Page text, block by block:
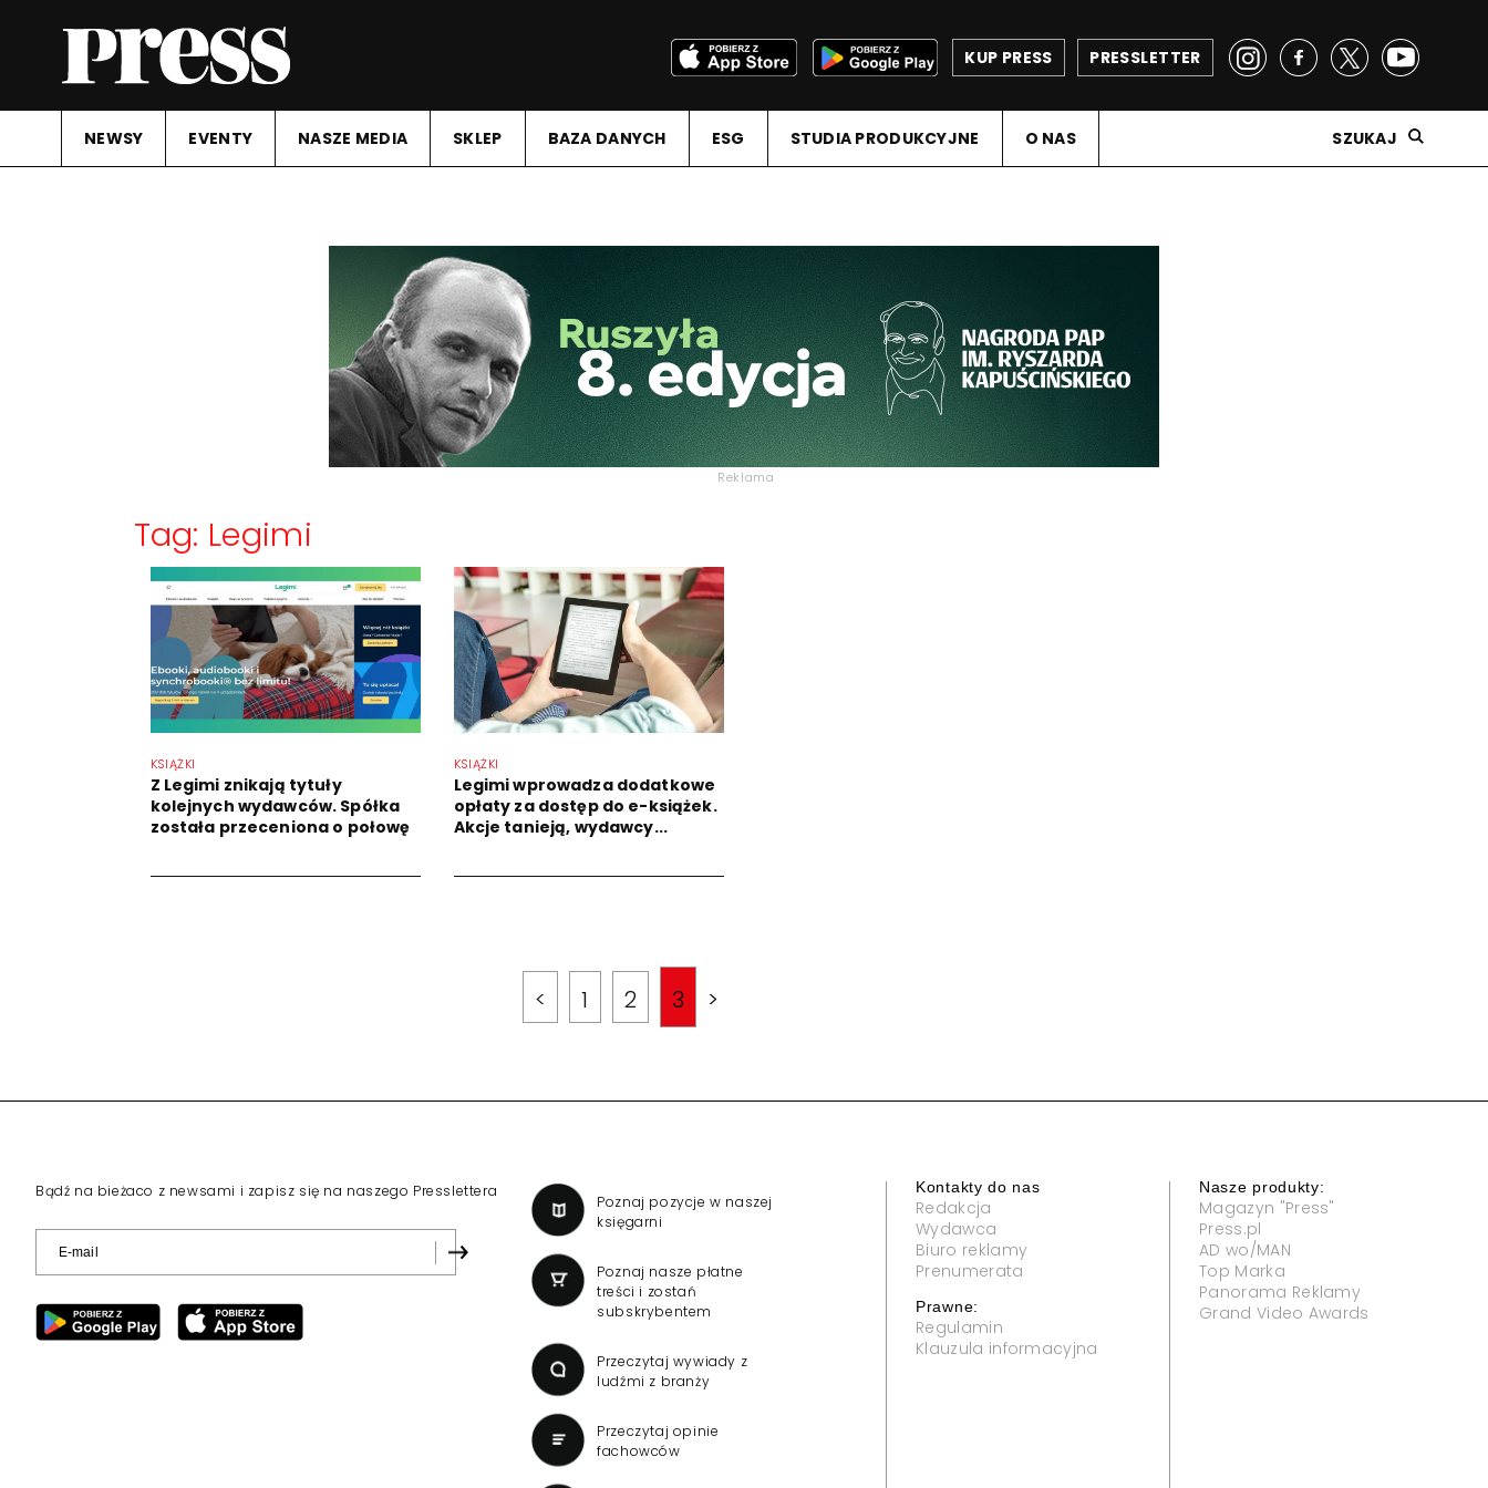
PRESSLETTER
KUP PRESS
NEWSY EVENTY NASZE MEDIA SKLEP BAZA DANYCH ESG STUDIA PRODUKCYJNE O NAS SZUKAJ
Reklama
Tag: Legimi
KSIĄŻKI
Z Legimi znikają tytuły
kolejnych wydawców. Spółka
została przeceniona o połowę
KSIĄŻKI
Legimi wprowadza dodatkowe
opłaty za dostęp do e-książek.
Akcje tanieją, wydawcy...
< 1 2 3 >
Bądź na bieżaco z newsami i zapisz się na naszego Presslettera
Poznaj pozycje w naszej
księgarni
Poznaj nasze płatne
treści i zostań
subskrybentem
Przeczytaj wywiady z
ludźmi z branży
Przeczytaj opinie
fachowców
Kontakty do nas
Redakcja
Wydawca
Biuro reklamy
Prenumerata
Prawne:
Regulamin
Klauzula informacyjna
Nasze produkty:
Magazyn "Press"
Press.pl
AD wo/MAN
Top Marka
Panorama Reklamy
Grand Video Awards